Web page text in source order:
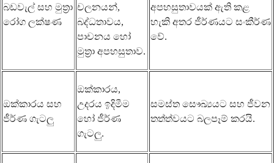
බඩවැල් සහ මුත්‍රා
රෝග ලක්ෂණ
චලනයන්,
බද්ධතාවය,
පාචනය හෝ
මුත්‍රා අපහසුතාව.
අපහසුතාවයක් ඇති කළ
හැකි අතර ජීර්ණයට සංකීර්ණ
වේ.
ඔක්කාරය සහ
ජීර්ණ ගැටලු
ඔක්කාරය,
උදරය ඉදිමීම
හෝ ජීර්ණ
ගැටලු.
සමස්ත සෞඛ්‍යයට සහ ජීවන
තත්ත්වයට බලපෑම් කරයි.